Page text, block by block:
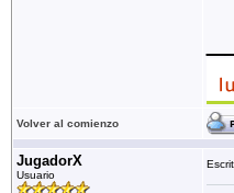
Volver al comienzo
JugadorX
Usuario